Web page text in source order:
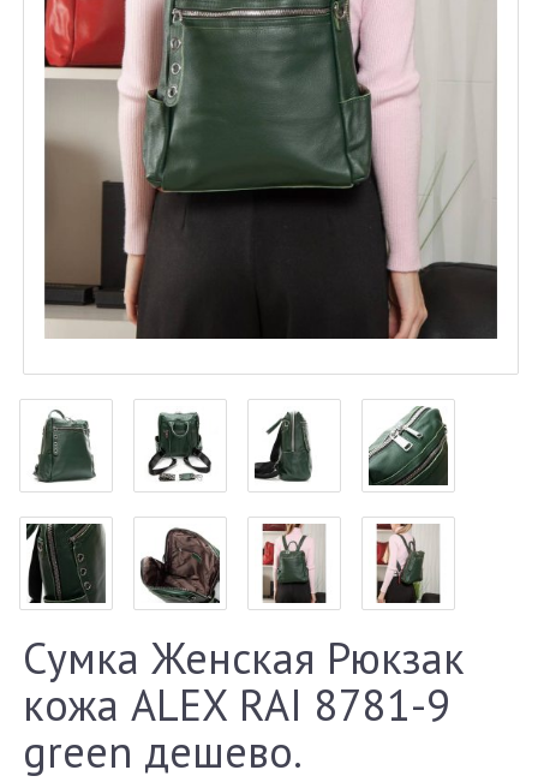
Сумка Женская Рюкзак
кожа ALEX RAI 8781-9
green дешево.